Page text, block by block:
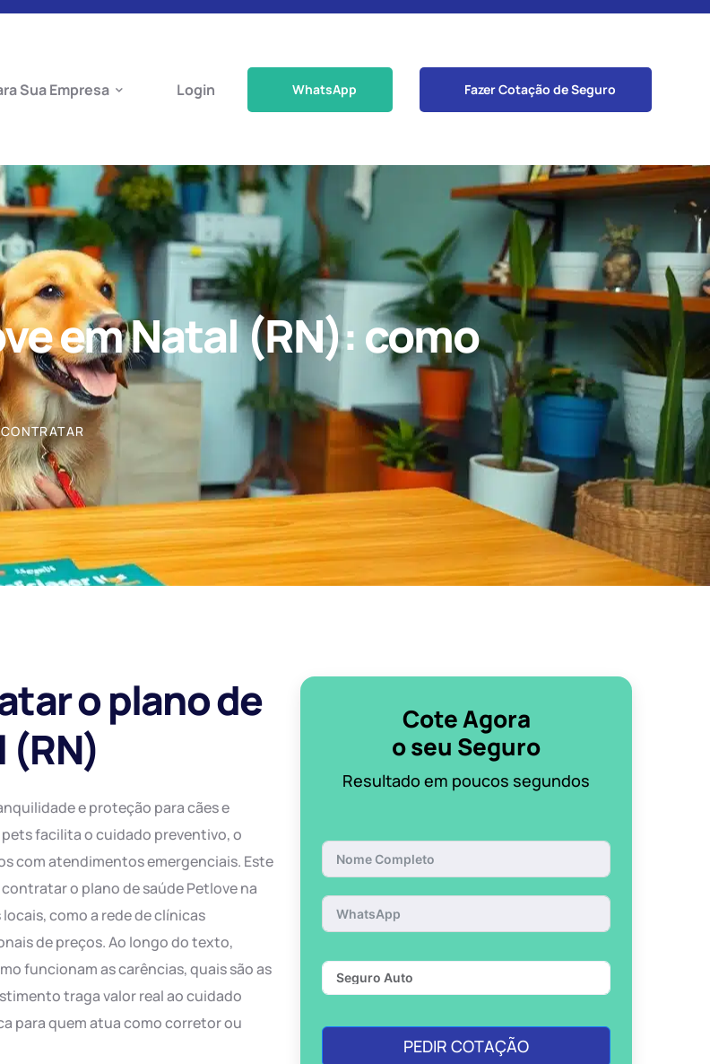
Sua Empresa Login WhatsApp Fazer Cotação de Seguro
em Natal (RN): como
o plano de
(RN)
e proteção para cães e
pets facilita o cuidado preventivo, o
com atendimentos emergenciais. Este
o plano de saúde Petlove na
como a rede de clínicas
de preços. Ao longo do texto,
funcionam as carências, quais são as
traga valor real ao cuidado
para quem atua como corretor ou
Cote Agora
o seu Seguro
Resultado em poucos segundos
PEDIR COTAÇÃO